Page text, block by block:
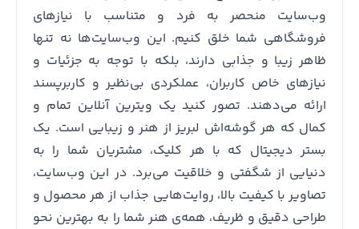
وب‌سایت منحصر به فرد و متناسب با نیازهای
فروشگاهی شما خلق کنیم. این وب‌سایت‌ها نه تنها
ظاهر زیبا و جذابی دارند، بلکه با توجه به جزئیات و
نیازهای خاص کاربران، عملکردی بی‌نظیر و کاربرپسند
ارائه می‌دهند. تصور کنید یک ویترین آنلاین تمام و
کمال که هر گوشه‌اش لبریز از هنر و زیبایی است. یک
بستر دیجیتال که با هر کلیک، مشتریان شما را به
دنیایی از شگفتی و خلاقیت می‌برد. در این وب‌سایت،
تصاویر با کیفیت بالا، روایت‌هایی جذاب از هر محصول و
طراحی دقیق و ظریف، همه‌ی هنر شما را به بهترین نحو